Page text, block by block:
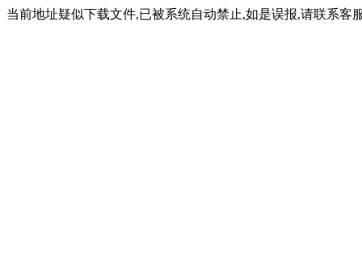
当前地址疑似下载文件,已被系统自动禁止,如是误报,请联系客